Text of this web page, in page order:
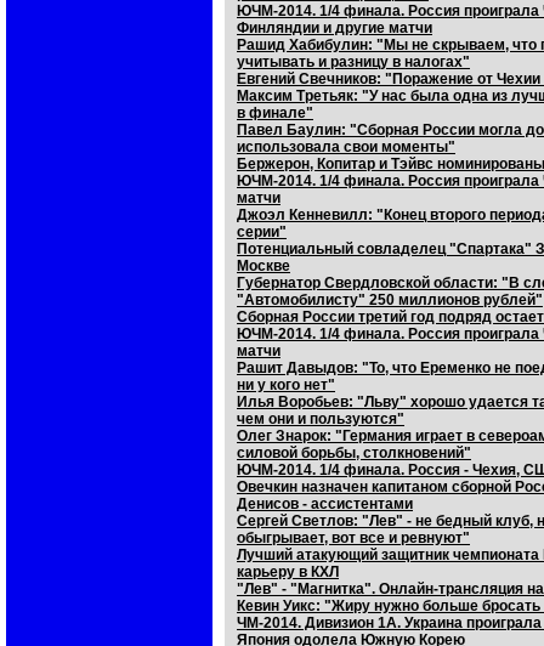
ЮЧМ-2014. 1/4 финала. Россия
Финляндии и другие матчи
Рашид Хабибулин: "Мы не скрываем, что
учитывать и разницу в налогах"
Евгений Свечников: "Поражение от
Максим Третьяк: "У нас была одна из
в финале"
Павел Баулин: "Сборная России могла
использовала свои моменты"
Бержерон, Копитар и Тэйвс
ЮЧМ-2014. 1/4 финала. Россия
матчи
Джоэл Кенневилл: "Конец второго
серии"
Потенциальный совладелец "Спартака"
Москве
Губернатор Свердловской области: "В
"Автомобилисту" 250 миллионов рублей"
Сборная России третий год подряд
ЮЧМ-2014. 1/4 финала. Россия
матчи
Рашит Давыдов: "То, что Еременко не
ни у кого нет"
Илья Воробьев: "Льву" хорошо удается
чем они и пользуются"
Олег Знарок: "Германия играет в
силовой борьбы, столкновений"
ЮЧМ-2014. 1/4 финала. Россия - Чехия,
Овечкин назначен капитаном сборной
Денисов - ассистентами
Сергей Светлов: "Лев" - не бедный клуб,
обыгрывает, вот все и ревнуют"
Лучший атакующий защитник
карьеру в КХЛ
"Лев" - "Магнитка". Онлайн-трансляция
Кевин Уикс: "Жиру нужно больше
ЧМ-2014. Дивизион 1А. Украина
Япония одолела Южную Корею